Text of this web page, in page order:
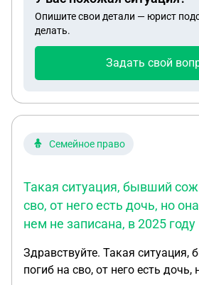
Ваш вопрос успешно
Опишите свои детали — юрист
делать.
Задать свой
Семейное право
Такая ситуация, бывший
сво, от него есть дочь, но
нем не записана, в 2025 году
Здравствуйте. Такая ситуация, бывший сожитель
погиб на сво, от него есть дочь,